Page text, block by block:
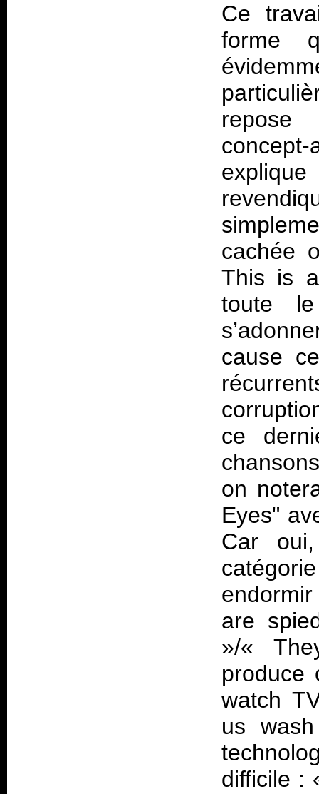
Ce
forme
repose
concept-
cachée
This is
toute
cause
ce
on
Eyes"
Car
are
»/«
watch
us
difficile :